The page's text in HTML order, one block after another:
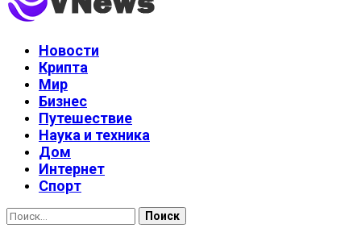
Новости
Крипта
Мир
Бизнес
Путешествие
Наука и техника
Дом
Интернет
Спорт
Найти: